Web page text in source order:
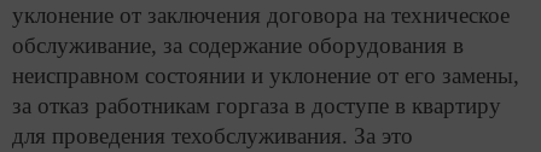
уклонение от заключения договора на техническое
обслуживание, за содержание оборудования в
неисправном состоянии и уклонение от его замены,
за отказ работникам горгаза в доступе в квартиру
для проведения техобслуживания. За это